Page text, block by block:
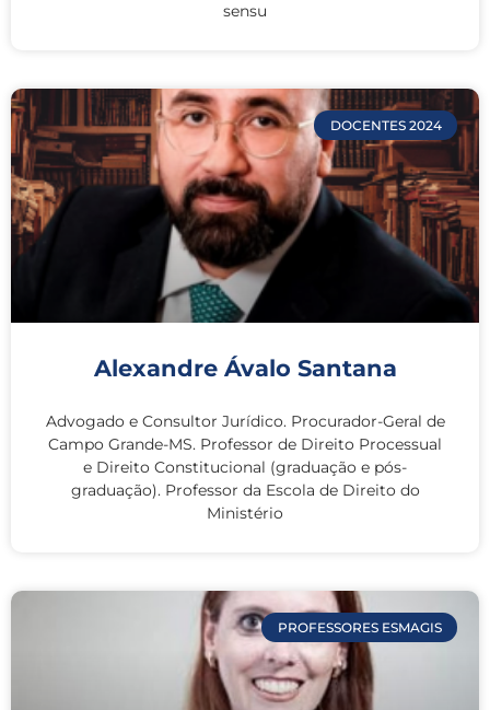
sensu
DOCENTES 2024
Alexandre Ávalo Santana
Advogado e Consultor Jurídico. Procurador-Geral de
Campo Grande-MS. Professor de Direito Processual
e Direito Constitucional (graduação e pós-
graduação). Professor da Escola de Direito do
Ministério
PROFESSORES ESMAGIS